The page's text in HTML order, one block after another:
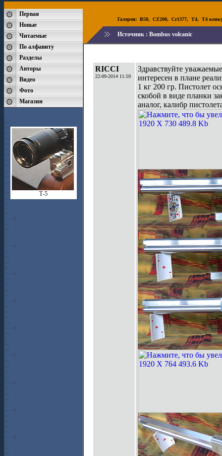
Первая
Новые
Читаемые
По алфавиту
Разделы
Авторы
Видео
Фото
Магазин
Т-5
Галереи: B50, CZ200, Cr1377, T4, T4
Источник : Bombus volcanic
RICCI
22-09-2014 11:59
Здравствуйте
интересен в плане
1 кг 200 гр. Пистолет
скобой в виде планки
аналог, калибр